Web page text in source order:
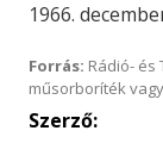
1966.
Forrás: Rádió- és
műsorboríték
Szerző: